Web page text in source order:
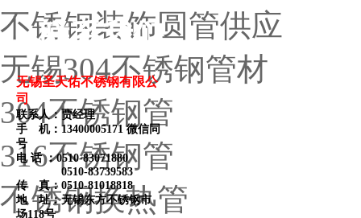
不锈钢装饰圆管供应
无锡304不锈钢管材
304不锈钢管
316不锈钢管
不锈钢换热管
联系我们
无锡圣天佑不锈钢有限公
司
联系人：贾经理
手 机：13400005171 微信同
号
电 话 ：0510-83071880
0510-83739583
传 真：0510-81018818
地 址：无锡东方不锈钢市
场118号